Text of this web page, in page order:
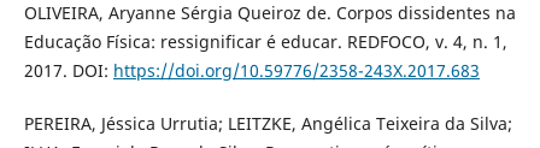
OLIVEIRA, Aryanne Sérgia Queiroz de. Corpos dissidentes na
Educação Física: ressignificar é educar. REDFOCO, v. 4, n. 1,
2017. DOI: https://doi.org/10.59776/2358-243X.2017.683
PEREIRA, Jéssica Urrutia; LEITZKE, Angélica Teixeira da Silva;